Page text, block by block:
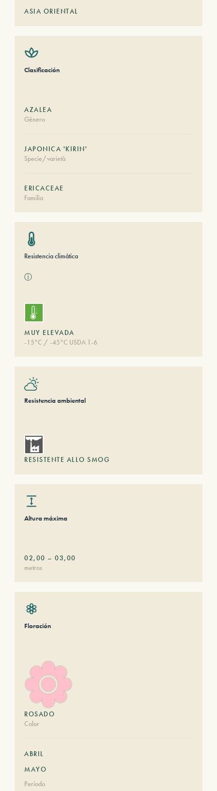
ASIA ORIENTAL
Clasificación
AZALEA
Género
JAPONICA 'KIRIN'
Specie/varietà
ERICACEAE
Familia
Resistencia climática
ⓘ
MUY ELEVADA
-15°C / -45°C USDA 1-6
Resistencia ambiental
RESISTENTE ALLO SMOG
Altura máxima
02,00 – 03,00
metros
Floración
ROSADO
Color
ABRIL
MAYO
Período